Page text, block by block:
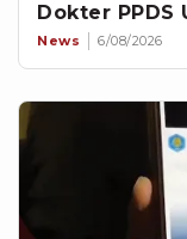
Dokter PPDS
News 6/08/2026